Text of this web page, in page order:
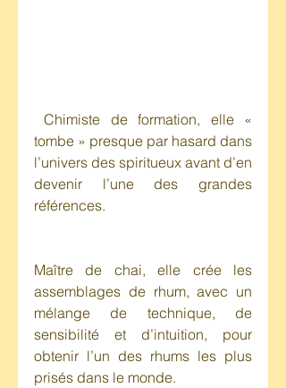
Chimiste de formation, elle «
tombe » presque par hasard dans
l’univers des spiritueux avant d’en
devenir l’une des grandes
références.
Maître de chai, elle crée les
assemblages de rhum, avec un
mélange de technique, de
sensibilité et d’intuition, pour
obtenir l’un des rhums les plus
prisés dans le monde.